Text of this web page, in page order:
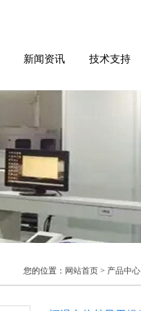
新闻资讯 技术支持
您的位置： 网站首页 > 产品中心